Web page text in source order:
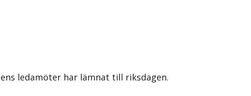
ledamöter har lämnat till riksdagen.